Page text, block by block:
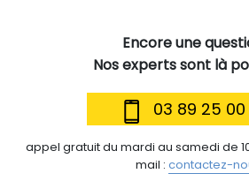
Encore une
Nos experts sont là
03 89 25
appel gratuit du mardi au samedi de
mail : contactez-